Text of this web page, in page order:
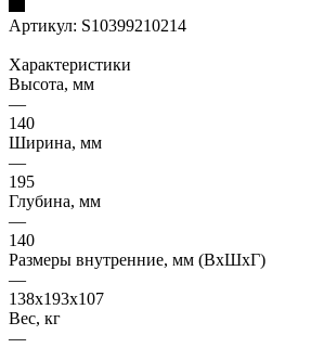
Артикул: S10399210214
Характеристики
Высота, мм
—
140
Ширина, мм
—
195
Глубина, мм
—
140
Размеры внутренние, мм (ВхШхГ)
—
138x193x107
Вес, кг
—